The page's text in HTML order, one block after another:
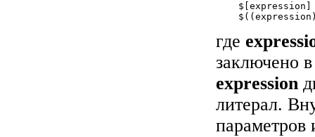
    $[expression]
где
заключено
expression
литерал.
параметров